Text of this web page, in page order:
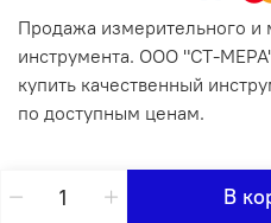
В
Продажа измерительного и
инструмента. ООО "СТ-
купить качественный
по доступным ценам.